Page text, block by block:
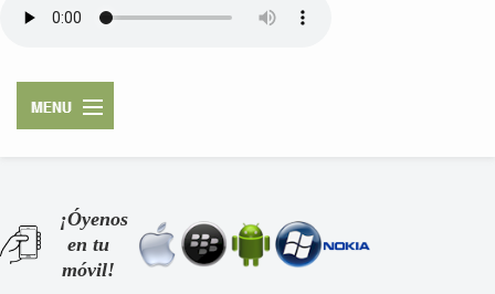
SHOWS
¡Óyenos
en tu
móvil!